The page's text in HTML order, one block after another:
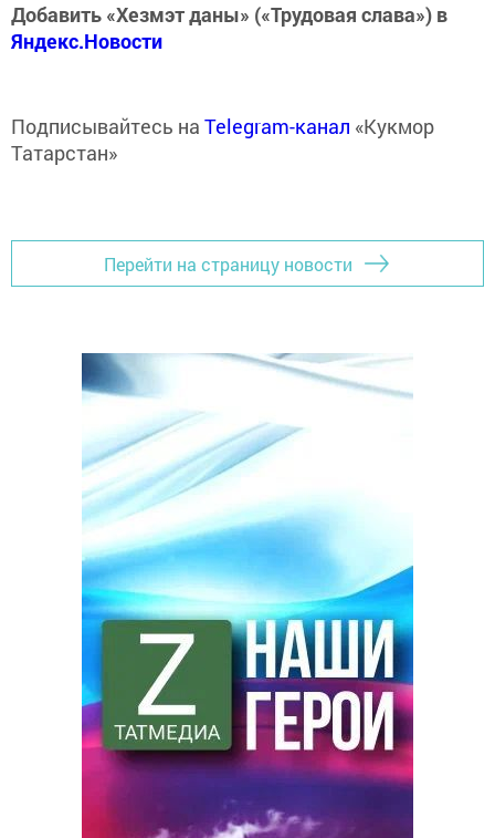
Добавить «Хезмэт даны» («Трудовая слава») в
Яндекс.Новости
Подписывайтесь на Telegram-канал «Кукмор
Татарстан»
Перейти на страницу новости